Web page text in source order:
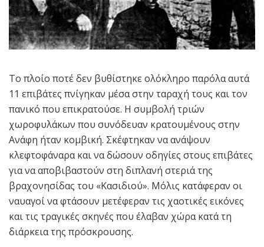
Το πλοίο ποτέ δεν βυθίστηκε ολόκληρο παρόλα αυτά
11 επιβάτες πνίγηκαν μέσα στην ταραχή τους και τον
πανικό που επικρατούσε. Η συμβολή τριών
χωροφυλάκων που συνόδευαν κρατουμένους στην
Ανάφη ήταν κομβική. Σκέφτηκαν να ανάψουν
κλεφτοφάναρα και να δώσουν οδηγίες στους επιβάτες
για να αποβιβαστούν στη διπλανή στεριά της
βραχονησίδας του «Κασιδιού». Μόλις κατάφεραν οι
ναυαγοί να φτάσουν μετέφεραν τις χαοτικές εικόνες
και τις τραγικές σκηνές που έλαβαν χώρα κατά τη
διάρκεια της πρόσκρουσης.